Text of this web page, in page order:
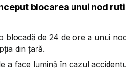
blocarea unui nod
blocadă de 24 de ore a unui
din țară.
a face lumină în cazul